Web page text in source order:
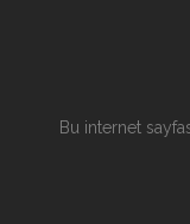
Bu internet